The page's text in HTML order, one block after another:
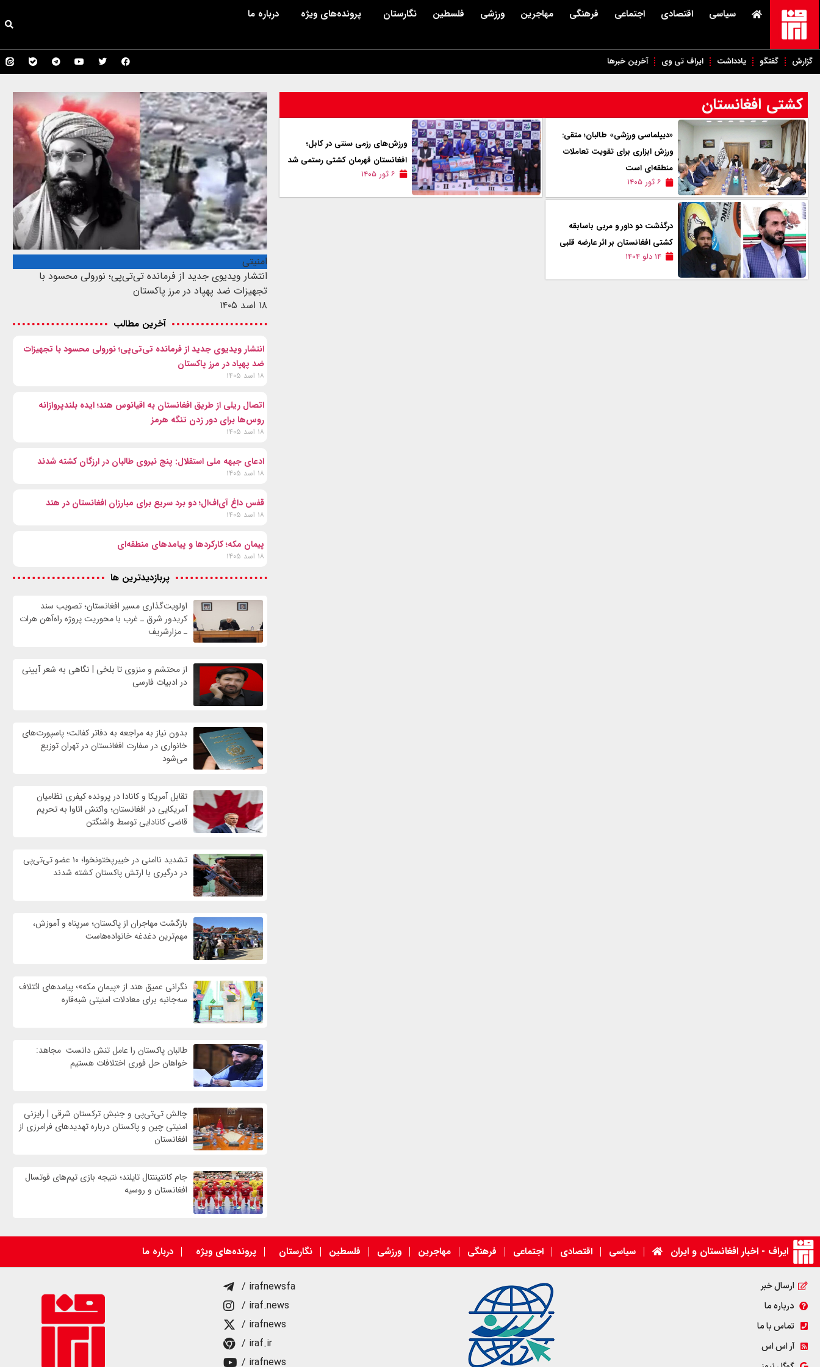
سیاسی اقتصادی اجتماعی فرهنگی مهاجرین ورزشی فلسطین نگارستان پرونده‌های ویژه درباره ما
گزارش گفتگو یادداشت ایراف تی وی آخرین خبرها
کشتی افغانستان
«دیپلماسی ورزشی» طالبان؛ متقی:
ورزش ابزاری برای تقویت تعاملات
منطقه‌ای است
۶ ثور ۱۴۰۵
ورزش‌های رزمی سنتی در کابل؛
افغانستان قهرمان کشتی رستمی شد
۶ ثور ۱۴۰۵
درگذشت دو داور و مربی با‌سابقه
کشتی افغانستان بر اثر عارضه قلبی
۱۴ دلو ۱۴۰۴
امنیتی
انتشار ویدیوی جدید از فرمانده تی‌تی‌پی؛ نورولی محسود با
تجهیزات ضد پهپاد در مرز پاکستان
۱۸ اسد ۱۴۰۵
آخرین مطالب
انتشار ویدیوی جدید از فرمانده تی‌تی‌پی؛ نورولی محسود با تجهیزات
ضد پهپاد در مرز پاکستان
۱۸ اسد ۱۴۰۵
اتصال ریلی از طریق افغانستان به اقیانوس هند؛ ایده بلندپروازانه
روس‌ها برای دور زدن تنگه هرمز
۱۸ اسد ۱۴۰۵
ادعای جبهه ملی استقلال: پنج نیروی طالبان در ارزگان کشته شدند
۱۸ اسد ۱۴۰۵
قفس داغ آی‌اف‌ال؛ دو برد سریع برای مبارزان افغانستان در هند
۱۸ اسد ۱۴۰۵
پیمان مکه؛ کارکردها و پیامدهای منطقه‌ای
۱۸ اسد ۱۴۰۵
پربازدیدترین ها
اولویت‌گذاری مسیر افغانستان؛ تصویب سند
کریدور شرق ـ غرب با محوریت پروژه راه‌آهن هرات
ـ مزارشریف
از محتشم و منزوی تا بلخی | نگاهی به شعر آیینی
در ادبیات فارسی
بدون نیاز به مراجعه به دفاتر کفالت؛ پاسپورت‌های
خانواری در سفارت افغانستان در تهران توزیع
می‌شود
تقابل آمریکا و کانادا در پرونده کیفری نظامیان
آمریکایی در افغانستان؛ واکنش اتاوا به تحریم
قاضی کانادایی توسط واشنگتن
تشدید ناامنی در خیبرپختونخوا؛ ۱۰ عضو تی‌تی‌پی
در درگیری با ارتش پاکستان کشته شدند
بازگشت مهاجران از پاکستان؛ سرپناه و آموزش،
مهم‌ترین دغدغه خانواده‌هاست
نگرانی عمیق هند از «پیمان مکه»؛ پیامدهای ائتلاف
سه‌جانبه برای معادلات امنیتی شبه‌قاره
طالبان پاکستان را عامل تنش دانست مجاهد:
خواهان حل فوری اختلافات هستیم
چالش تی‌تی‌پی و جنبش ترکستان شرقی | رایزنی
امنیتی چین و پاکستان درباره تهدیدهای فرامرزی از
افغانستان
جام کانتیننتال تایلند؛ نتیجه بازی تیم‌های فوتسال
افغانستان و روسیه
ایراف - اخبار افغانستان و ایران سیاسی اقتصادی اجتماعی فرهنگی مهاجرین ورزشی فلسطین نگارستان پرونده‌های ویژه درباره ما
ارسال خبر
درباره ما
تماس با ما
آر اس اس
/ irafnewsfa
/ iraf.news
/ irafnews
/ iraf.ir
/ irafnews